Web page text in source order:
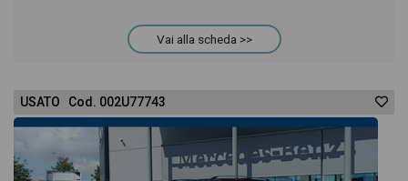
Vai alla scheda >>
USATO Cod. 002U77743